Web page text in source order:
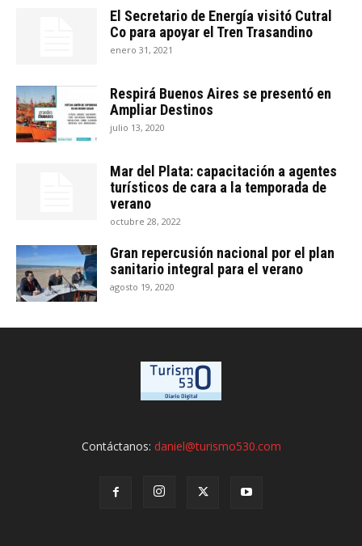
El Secretario de Energía visitó Cutral
Co para apoyar el Tren Trasandino
enero 31, 2021
Respirá Buenos Aires se presentó en
Ampliar Destinos
julio 13, 2020
Mar del Plata: capacitación a agentes
turísticos de cara a la temporada de
verano
octubre 28, 2022
Gran repercusión nacional por el plan
sanitario integral para el verano
agosto 19, 2020
Contáctanos: daniel@turismo530.com